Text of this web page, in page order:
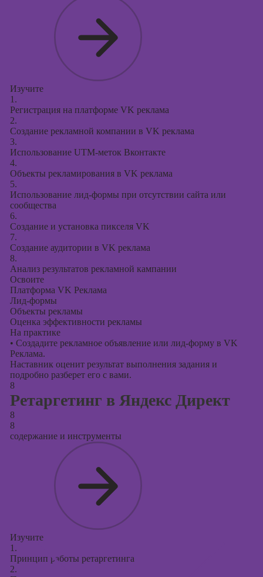
Изучите
1.
Регистрация на платформе VK реклама
2.
Создание рекламной компании в VK реклама
3.
Использование UTM-меток Вконтакте
4.
Объекты рекламирования в VK реклама
5.
Использование лид-формы при отсутствии сайта или
сообщества
6.
Создание и установка пикселя VK
7.
Создание аудитории в VK реклама
8.
Анализ результатов рекламной кампании
Освоите
Платформа VK Реклама
Лид-формы
Объекты рекламы
Оценка эффективности рекламы
На практике
• Создадите рекламное объявление или лид-форму в VK
Реклама.
Наставник оценит результат выполнения задания и
подробно разберет его с вами.
8
Ретаргетинг в Яндекс Директ
8
8
содержание и инструменты
Изучите
1.
Принцип работы ретаргетинга
2.